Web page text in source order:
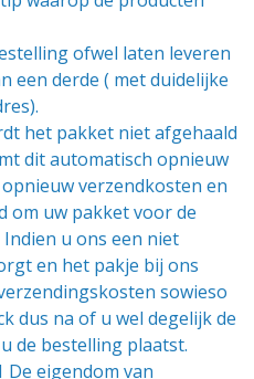
ofwel laten leveren
een derde ( met duidelijke
het pakket niet afgehaald
dit automatisch opnieuw
verzendkosten en
om uw pakket voor de
u ons een niet
en het pakje bij ons
sowieso
dus na of u wel degelijk de
de bestelling plaatst.
De eigendom van